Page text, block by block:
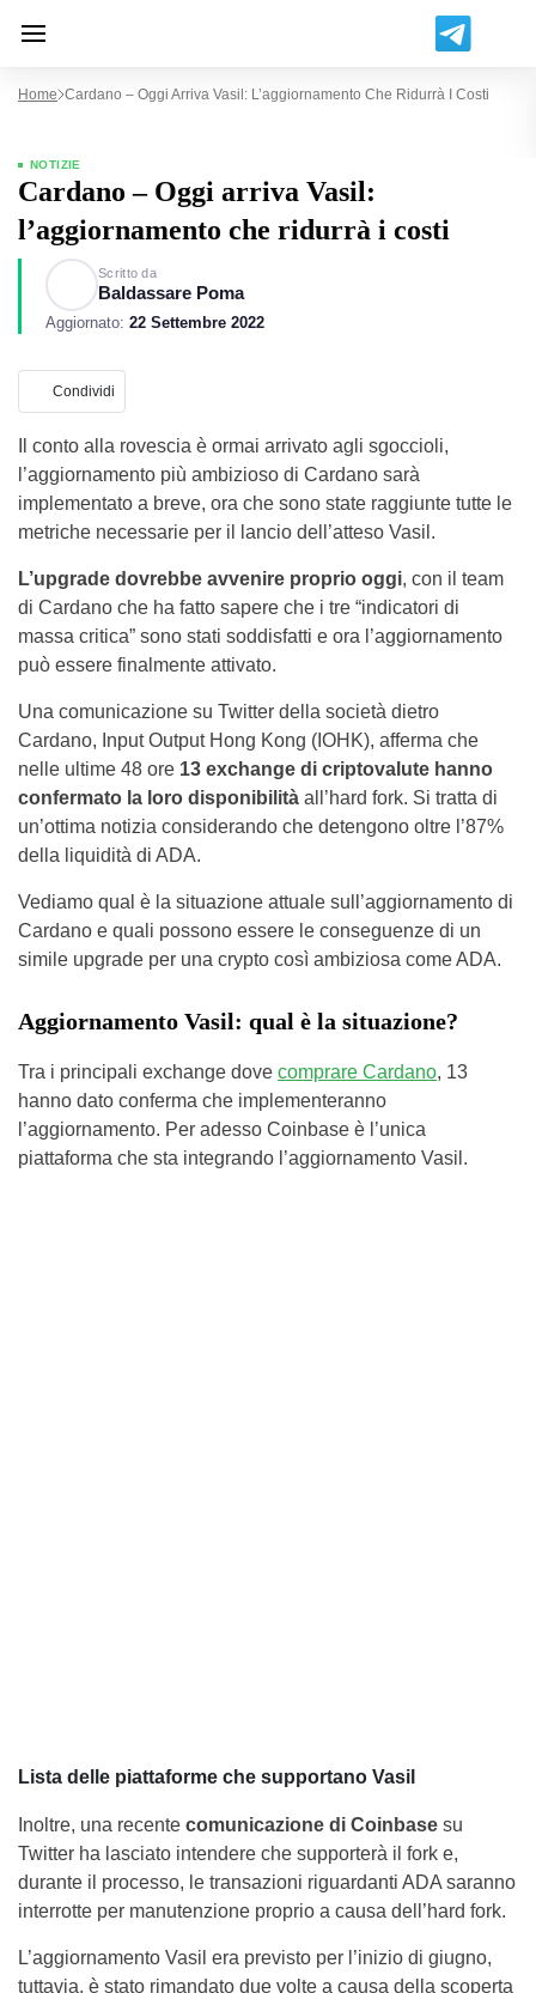
Home Cardano – Oggi Arriva Vasil: L’aggiornamento Che Ridurrà I Costi
NOTIZIE
Cardano – Oggi arriva Vasil:
l’aggiornamento che ridurrà i costi
Scritto da
Baldassare Poma
Aggiornato: 22 Settembre 2022
Condividi
Il conto alla rovescia è ormai arrivato agli sgoccioli,
l’aggiornamento più ambizioso di Cardano sarà
implementato a breve, ora che sono state raggiunte tutte le
metriche necessarie per il lancio dell’atteso Vasil.
L’upgrade dovrebbe avvenire proprio oggi, con il team
di Cardano che ha fatto sapere che i tre “indicatori di
massa critica” sono stati soddisfatti e ora l’aggiornamento
può essere finalmente attivato.
Una comunicazione su Twitter della società dietro
Cardano, Input Output Hong Kong (IOHK), afferma che
nelle ultime 48 ore 13 exchange di criptovalute hanno
confermato la loro disponibilità all’hard fork. Si tratta di
un’ottima notizia considerando che detengono oltre l’87%
della liquidità di ADA.
Vediamo qual è la situazione attuale sull’aggiornamento di
Cardano e quali possono essere le conseguenze di un
simile upgrade per una crypto così ambiziosa come ADA.
Aggiornamento Vasil: qual è la situazione?
Tra i principali exchange dove comprare Cardano, 13
hanno dato conferma che implementeranno
l’aggiornamento. Per adesso Coinbase è l’unica
piattaforma che sta integrando l’aggiornamento Vasil.
Lista delle piattaforme che supportano Vasil
Inoltre, una recente comunicazione di Coinbase su
Twitter ha lasciato intendere che supporterà il fork e,
durante il processo, le transazioni riguardanti ADA saranno
interrotte per manutenzione proprio a causa dell’hard fork.
L’aggiornamento Vasil era previsto per l’inizio di giugno,
tuttavia, è stato rimandato due volte a causa della scoperta